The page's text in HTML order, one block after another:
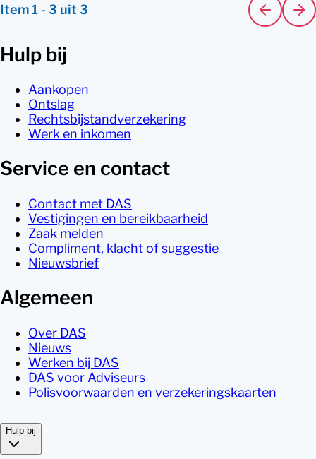
Item1 - 3 uit 3
Hulp bij
Aankopen
Ontslag
Rechtsbijstandverzekering
Werk en inkomen
Service en contact
Contact met DAS
Vestigingen en bereikbaarheid
Zaak melden
Compliment, klacht of suggestie
Nieuwsbrief
Algemeen
Over DAS
Nieuws
Werken bij DAS
DAS voor Adviseurs
Polisvoorwaarden en verzekeringskaarten
Hulp bij